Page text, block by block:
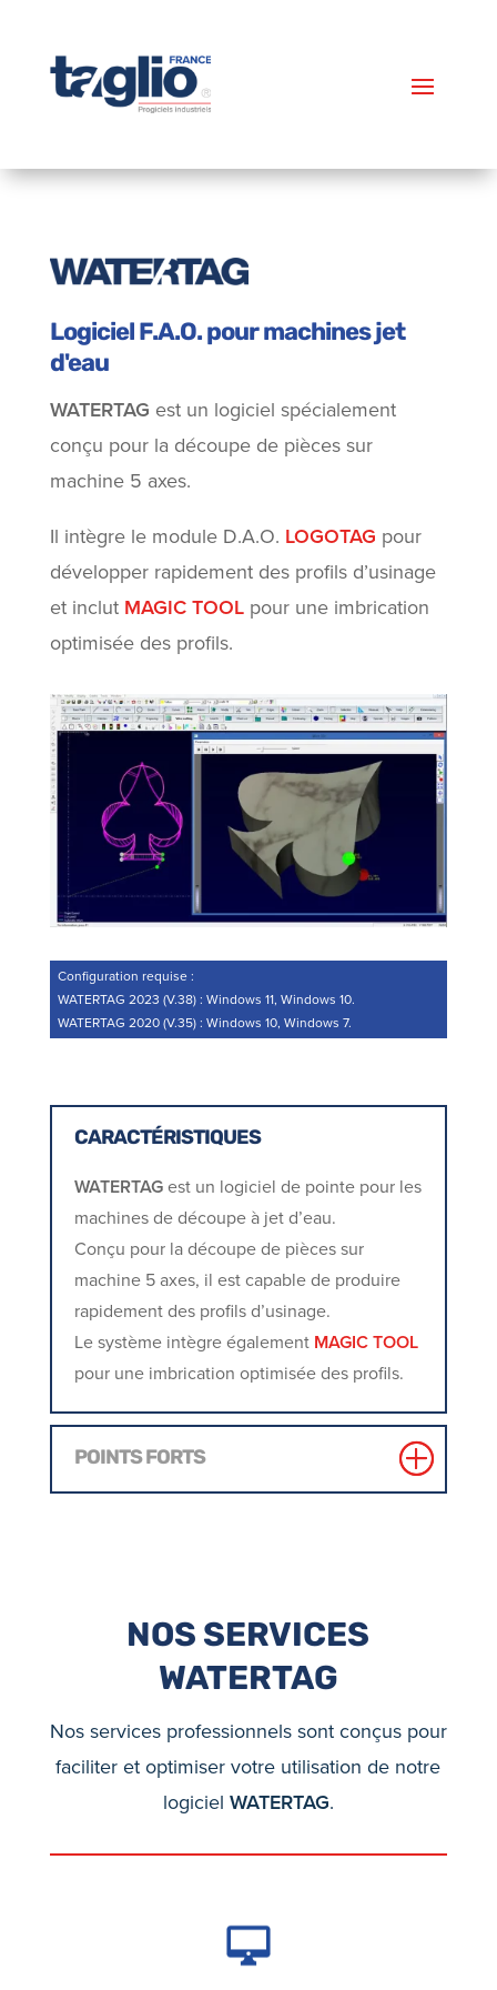
Logiciel F.A.O. pour machines jet
d'eau
WATERTAG est un logiciel spécialement
conçu pour la découpe de pièces sur
machine 5 axes.
Il intègre le module D.A.O. LOGOTAG pour
développer rapidement des profils d’usinage
et inclut MAGIC TOOLpour une imbrication
optimisée des profils.
Configuration requise :
WATERTAG 2023 (V.38) : Windows 11, Windows 10.
WATERTAG 2020 (V.35) : Windows 10, Windows 7.
CARACTÉRISTIQUES
WATERTAGest un logiciel de pointe pour les
machines de découpe à jet d’eau.
Conçu pour la découpe de pièces sur
machine 5 axes, il est capable de produire
rapidement des profils d’usinage.
Le système intègre également MAGIC TOOL
pour une imbrication optimisée des profils.
POINTS FORTS
NOS SERVICES
WATERTAG
Nos services professionnels sont conçus pour
faciliter et optimiser votre utilisation de notre
logiciel WATERTAG.